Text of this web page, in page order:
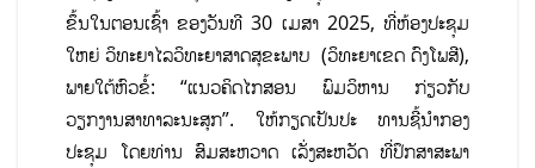
ຂຶ້ນໃນຕອນເຊົ້າ ຂອງວັນທີ 30 ເມສາ 2025, ທີ່ຫ້ອງປະຊຸມ
ໃຫຍ່ ວິທະຍາໄລວິທະຍາສາດສຸຂະພາບ (ວິທະຍາເຂດ ດົງໂພສີ),
ພາຍໃຕ້ຫົວຂໍ້: “ແນວຄິດໄກສອນ ພົມວິຫານ ກ່ຽວກັບ
ວຽກງານສາທາລະນະສຸກ”. ໃຫ້ກຽດເປັນປະ ທານຊີ້ນຳກອງ
ປະຊຸມ ໂດຍທ່ານ ສົມສະຫວາດ ເລັ່ງສະຫວັດ ທີ່ປຶກສາສະພາ